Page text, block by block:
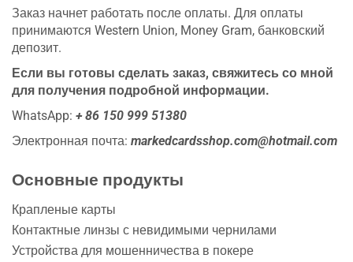
Заказ начнет работать после оплаты. Для оплаты
принимаются Western Union, Money Gram, банковский
депозит.
Если вы готовы сделать заказ, свяжитесь со мной
для получения подробной информации.
WhatsApp: + 86 150 999 51380
Электронная почта: markedcardsshop.com@hotmail.com
Основные продукты
Крапленые карты
Контактные линзы с невидимыми чернилами
Устройства для мошенничества в покере